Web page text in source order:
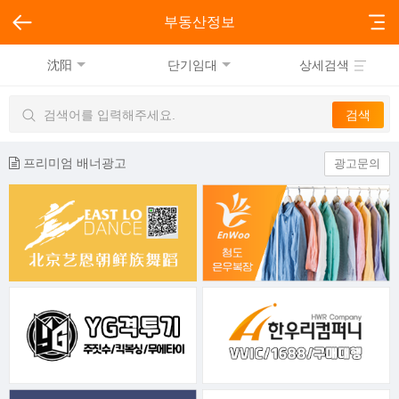
부동산정보
沈阳 단기임대 상세검색
프리미엄 배너광고 광고문의